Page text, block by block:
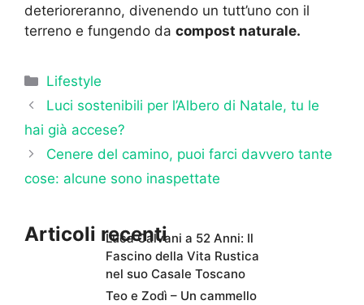
deterioreranno, divenendo un tutt’uno con il
terreno e fungendo da compost naturale.
Categorie
Lifestyle
Luci sostenibili per l’Albero di Natale, tu le
hai già accese?
Cenere del camino, puoi farci davvero tante
cose: alcune sono inaspettate
Articoli recentiLuca Calvani a 52 Anni: Il
Fascino della Vita Rustica
nel suo Casale Toscano
Teo e Zodì – Un cammello